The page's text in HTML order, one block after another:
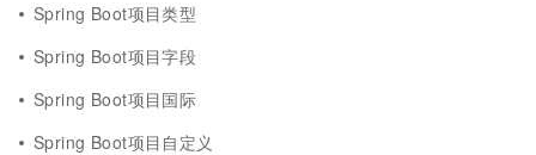
Spring Boot项目类型
Spring Boot项目字段
Spring Boot项目国际
Spring Boot项目自定义